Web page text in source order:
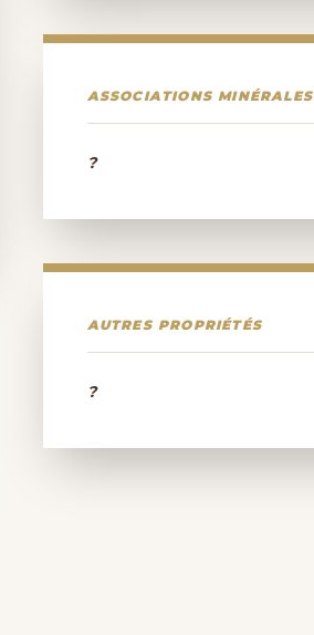
ASSOCIATIONS MINÉRALES
?
AUTRES PROPRIÉTÉS
?